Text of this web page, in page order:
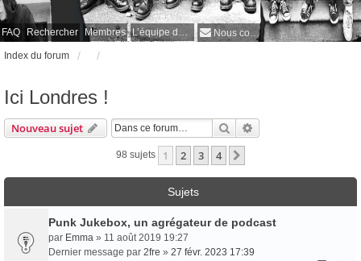
FAQ Rechercher Membres L’équipe du forum Nous contacter
Index du forum
Ici Londres !
Nouveau sujet Rechercher
98 sujets 1 2 3 4
Sujets
Punk Jukebox, un agrégateur de podcast
par Emma » 11 août 2019 19:27
Dernier message par 2fre » 27 févr. 2023 17:39